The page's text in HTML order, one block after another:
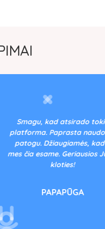
Smagu, kad atsirado
platforma. Paprasta
patogu. Džiaugiamės,
mes čia esame. Geriausios
kloties!
PAPAPŪGA